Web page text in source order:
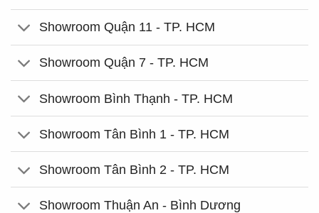
Showroom Quận 11 - TP. HCM
Showroom Quận 7 - TP. HCM
Showroom Bình Thạnh - TP. HCM
Showroom Tân Bình 1 - TP. HCM
Showroom Tân Bình 2 - TP. HCM
Showroom Thuận An - Bình Dương